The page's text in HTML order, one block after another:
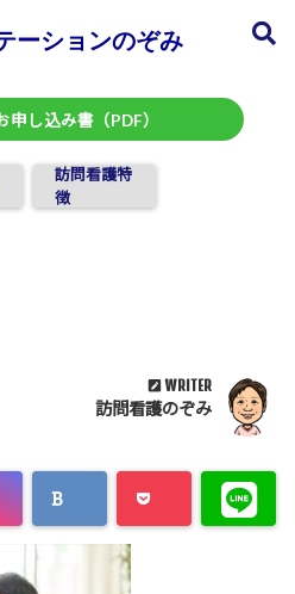
ーションのぞみ
申し込み書（PDF）
訪問看護特
徴
WRITER
訪問看護のぞみ